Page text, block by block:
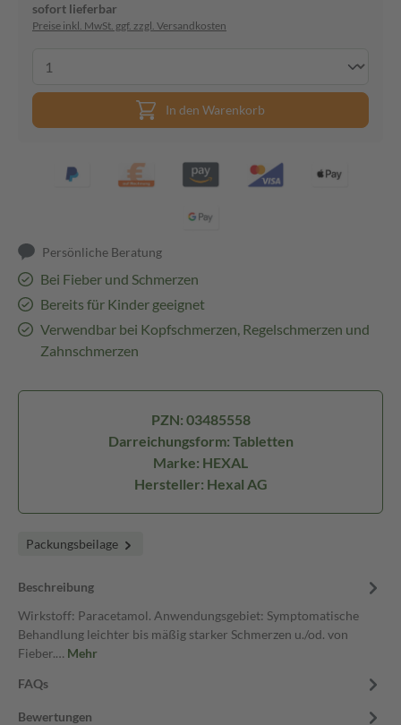
sofort lieferbar
Preise inkl. MwSt. ggf. zzgl. Versandkosten
In den Warenkorb
Persönliche Beratung
Bei Fieber und Schmerzen
Bereits für Kinder geeignet
Verwendbar bei Kopfschmerzen, Regelschmerzen und
Zahnschmerzen
PZN: 03485558
Darreichungsform: Tabletten
Marke: HEXAL
Hersteller: Hexal AG
Packungsbeilage
Beschreibung
Wirkstoff: Paracetamol. Anwendungsgebiet: Symptomatische
Behandlung leichter bis mäßig starker Schmerzen u./od. von
Fieber.… Mehr
FAQs
Bewertungen